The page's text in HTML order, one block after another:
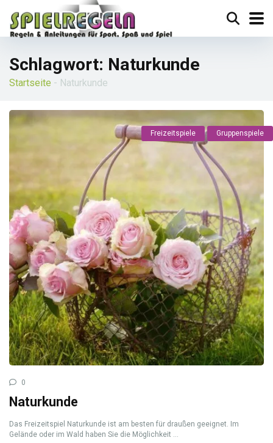
Schlagwort: Naturkunde
Startseite - Naturkunde
Freizeitspiele Gruppenspiele
0
Naturkunde
Das Freizeitspiel Naturkunde ist am besten für draußen geeignet. Im
Gelände oder im Wald haben Sie die Möglichkeit ...